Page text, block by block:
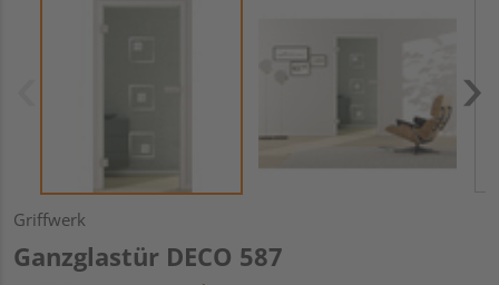
Griffwerk
Ganzglastür DECO 587